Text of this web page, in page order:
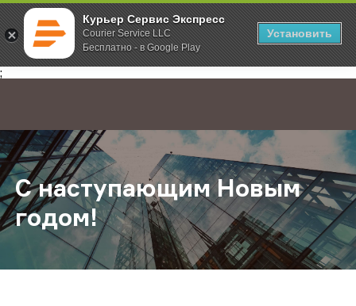
Курьер Сервис Экспресс
Courier Service LLC
Бесплатно - в Google Play
Установить
;
Главная О компании Новости С наступающим Новым годом!
С наступающим Новым
годом!